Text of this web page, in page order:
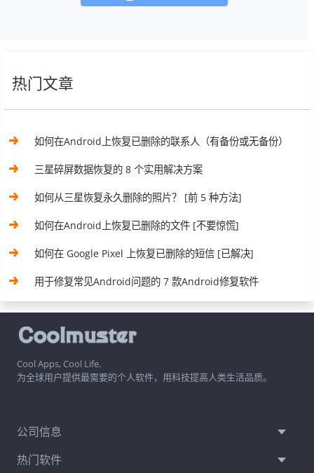
热门文章
如何在Android上恢复已删除的联系人（有备份或无备份）
三星碎屏数据恢复的 8 个实用解决方案
如何从三星恢复永久删除的照片？ [前 5 种方法]
如何在Android上恢复已删除的文件 [不要惊慌]
如何在 Google Pixel 上恢复已删除的短信 [已解决]
用于修复常见Android问题的 7 款Android修复软件
Cool Apps, Cool Life.
为全球用户提供最需要的个人软件，用科技提高人类生活品质。
公司信息
热门软件